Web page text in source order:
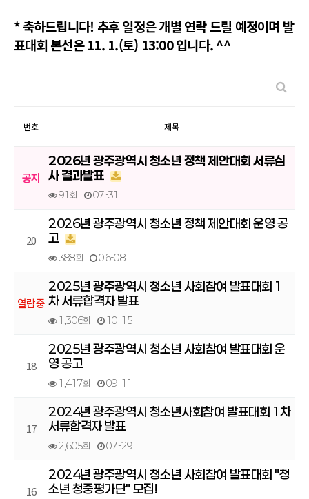
* 축하드립니다! 추후 일정은 개별 연락 드릴 예정이며 발
표대회 본선은 11. 1.(토) 13:00 입니다. ^^
번호 제목
공지
2026년 광주광역시 청소년 정책 제안대회 서류심
사 결과발표
91회 07-31
20
2026년 광주광역시 청소년 정책 제안대회 운영 공
고
388회 06-08
열람중
2025년 광주광역시 청소년 사회참여 발표대회 1
차 서류합격자 발표
1,306회 10-15
18
2025년 광주광역시 청소년 사회참여 발표대회 운
영 공고
1,417회 09-11
17
2024년 광주광역시 청소년사회참여 발표대회 1차
서류합격자 발표
2,605회 07-29
16
2024년 광주광역시 청소년 사회참여 발표대회 "청
소년 청중평가단" 모집!